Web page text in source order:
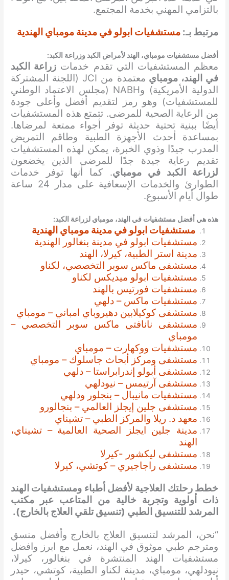
بالتزامي المهني بخدمة المجتمع.
مرتبط بـ:مستشفيات ابولو في مدينة مومباي الهندية
أفضل مستشفيات مومباي، الهند لأمراض الكبد وزراعة الكبد:
معظم المستشفيات التي تقدم خدمات زراعة الكبد
في الهند، مومباي
معتمدة من JCI (اللجنة المشتركة
الدولية الأمريكية) وNABH (مجلس الاعتماد الوطني
للمستشفيات) وهو رمز لتقديم أفضل وأعلى جودة
من الرعاية الصحية للمرضى. تتمتع هذه المستشفيات
أيضًا ببنية تحتية حديثة توفر أجواء ممتعة لمرضاها.
بمساعدة أحدث الأجهزة الطبية وطاقم التمريض
المدرب جيدًا وذوي الخبرة، يمكن لهذه المستشفيات
تقديم رعاية جيدة جدًا للمرضى الذين يخضعون
لزراعة الكبد في مومباي. كما أنها توفر خدمات
الطوارئ والخدمات الإسعافية على مدار 24 ساعة
طوال أيام الأسبوع.
هذه هي أفضل مستشفيات في الهند، مومبايلزراعة الكبد:
مستشفيات ابولو في مدينة مومباي الهندية
مستشفيات ابولو في مدينة بنغالور الهندية
مدينة استر الطبية، كيرلا، الهند
مستشفى ماكس سوبر التخصصي، لكناو
مستشفيات ابولو ميديكس لكناو
مستشفيات فورتيس بالهند
مستشفيات ماكس – دلهي
مستشفى كوكيلابين دهيروباي امباني – مومباي
مستشفى نانافتي ماكس سوبر التخصصي –
مومباي
مستشفيات ووكهارت – مومباي
مستشفى ومركز أبحاث جاسلوك – مومباي
مستشفى أبولو إندرابراستا – دلهي
مستشفى آرتيمس – نيودلهي
مستشفيات مانيبال – بنجلور ودلهي
مستشفى جلين إيجلز العالمي – بنجالورو
معهد د. ريلا والمركز الطبي – تشيناي
مدينة جلين ايجلز الصحية العالمية – تشيناي،
الهند
مستشفى ليكشور -كيرلا
مستشفى راجاجيري – كوتشي، كيرلا
خطط رحلتك العلاجية لأفضل أطباء ومستشفيات الهند
ذات أولوية وتجربة خالية من المتاعب عبر مكتب
المرشد للتنسيق الطبي (تنسيق تلقي العلاج بالخارج).
“نحن، المرشد لتنسيق العلاج بالخارج وأفضل منسق
ومترجم طبي موثوق في الهند، نعمل مع ابرز وافضل
مستشفيات الهند المنتشرة في بنغالور، كيرلا،
نيودلهي، مومباي، مدينة لكناو الطبية، كوتشي، حيدر